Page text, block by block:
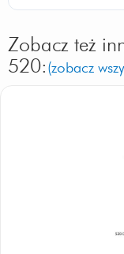
Zobacz też
520: (zobacz